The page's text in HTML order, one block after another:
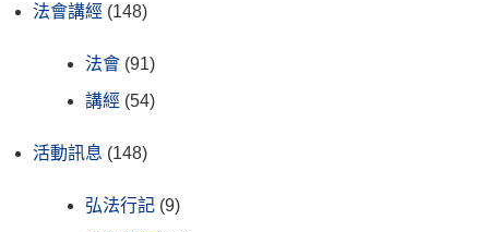
法會講經 (148)
法會 (91)
講經 (54)
活動訊息 (148)
弘法行記 (9)